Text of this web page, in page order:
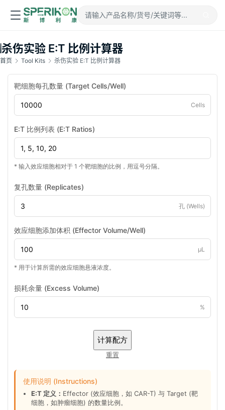
杀伤实验 E:T 比例计算器
首页 Tool Kits 杀伤实验 E:T 比例计算器
靶细胞每孔数量 (Target Cells/Well)
Cells
E:T 比例列表 (E:T Ratios)
* 输入效应细胞相对于 1 个靶细胞的比例，用逗号分隔。
复孔数量 (Replicates)
孔 (Wells)
效应细胞添加体积 (Effector Volume/Well)
μL
* 用于计算所需的效应细胞悬液浓度。
损耗余量 (Excess Volume)
%
计算配方
重置
使用说明 (Instructions)
E:T 定义： Effector (效应细胞，如 CAR-T) 与 Target (靶
细胞，如肿瘤细胞) 的数量比例。